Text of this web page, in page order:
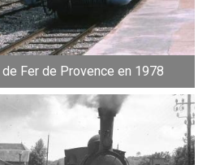
Fer de Provence en 1978